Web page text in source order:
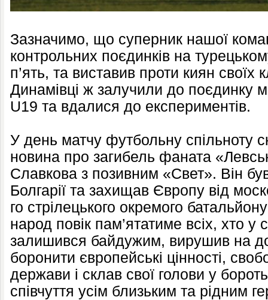
Зазначимо, що суперник нашої
контрольних поєдинків на
п’ять, та виставив проти киян своїх
Динамівці ж залучили до поєдинку
U19 та вдалися до експериментів.
У день матчу футбольну спільноту
новина про загибель фаната
Славкова з позивним «Свет». Він
Болгарії та захищав Європу від
го стрілецького окремого
народ повік пам’ятатиме всіх, хто
залишився байдужим, вирушив на
боронити європейські цінності,
держави і склав свої голови у
співчуття усім близьким та рідним